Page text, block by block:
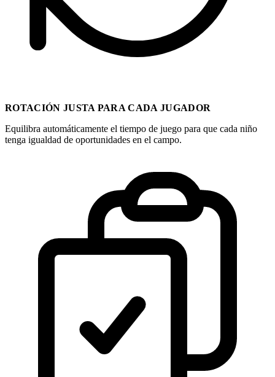
ROTACIÓN JUSTA PARA CADA JUGADOR
Equilibra automáticamente el tiempo de juego para que cada niño
tenga igualdad de oportunidades en el campo.